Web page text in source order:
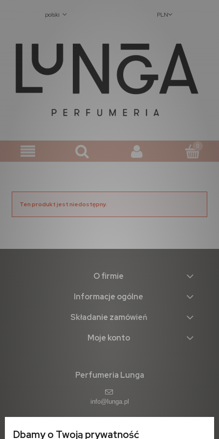
polski PLN
Ten produkt jest niedostępny.
O firmie
Informacje ogólne
Składanie zamówień
Moje konto
Perfumeria Lunga
info@lunga.pl
Dbamy o Twoją prywatność